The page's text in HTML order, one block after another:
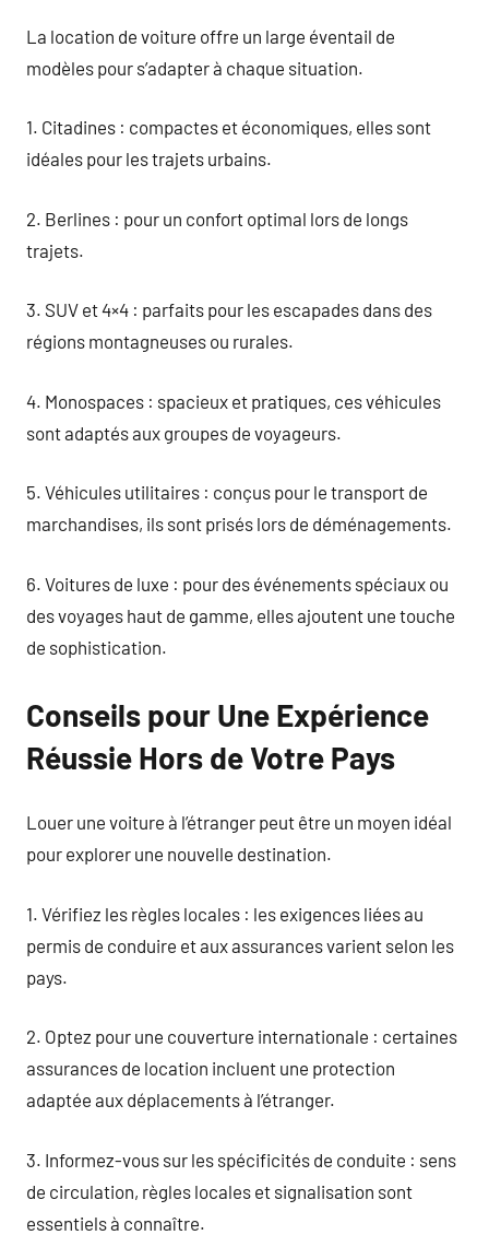
La location de voiture offre un large éventail de
modèles pour s’adapter à chaque situation.
1. Citadines : compactes et économiques, elles sont
idéales pour les trajets urbains.
2. Berlines : pour un confort optimal lors de longs
trajets.
3. SUV et 4×4 : parfaits pour les escapades dans des
régions montagneuses ou rurales.
4. Monospaces : spacieux et pratiques, ces véhicules
sont adaptés aux groupes de voyageurs.
5. Véhicules utilitaires : conçus pour le transport de
marchandises, ils sont prisés lors de déménagements.
6. Voitures de luxe : pour des événements spéciaux ou
des voyages haut de gamme, elles ajoutent une touche
de sophistication.
Conseils pour Une Expérience
Réussie Hors de Votre Pays
Louer une voiture à l’étranger peut être un moyen idéal
pour explorer une nouvelle destination.
1. Vérifiez les règles locales : les exigences liées au
permis de conduire et aux assurances varient selon les
pays.
2. Optez pour une couverture internationale : certaines
assurances de location incluent une protection
adaptée aux déplacements à l’étranger.
3. Informez-vous sur les spécificités de conduite : sens
de circulation, règles locales et signalisation sont
essentiels à connaître.